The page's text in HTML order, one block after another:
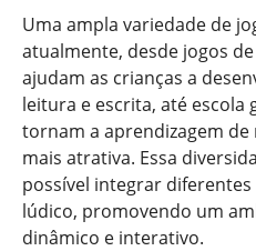
Uma ampla variedade de
atualmente, desde jogos
ajudam as crianças a
leitura e escrita, até escola
tornam a aprendizagem
mais atrativa. Essa
possível integrar
lúdico, promovendo um
dinâmico e interativo.